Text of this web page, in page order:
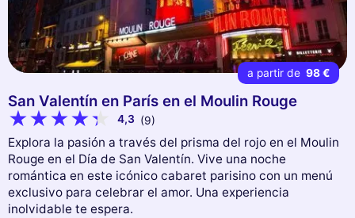
a partir de 98 €
San Valentín en París en el Moulin Rouge
4,3 (9)
Explora la pasión a través del prisma del rojo en el Moulin
Rouge en el Día de San Valentín. Vive una noche
romántica en este icónico cabaret parisino con un menú
exclusivo para celebrar el amor. Una experiencia
inolvidable te espera.